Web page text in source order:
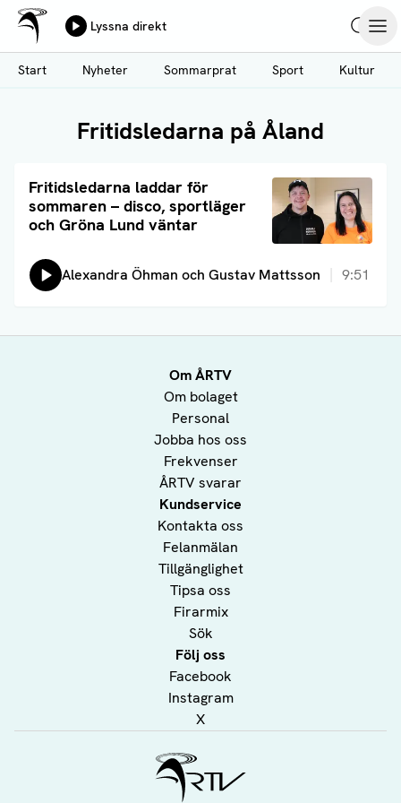
Hoppa
till
huvudinnehåll
Ålands Radio & TV
Lyssna direkt
Start
Nyheter Sommarprat Sport Kultur
Fritidsledarna på Åland
Fritidsledarna laddar för
sommaren – disco, sportläger
och Gröna Lund väntar
Läs artikel
Lyssna på:
Alexandra Öhman och Gustav Mattsson 9:51
Om ÅRTV
Om bolaget
Personal
Jobba hos oss
Frekvenser
ÅRTV svarar
Kundservice
Kontakta oss
Felanmälan
Tillgänglighet
Tipsa oss
Firarmix
Sök
Följ oss
Facebook
Instagram
X